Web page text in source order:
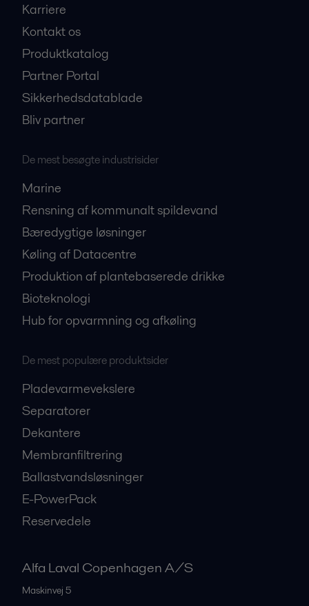
Karriere
Kontakt os
Produktkatalog
Partner Portal
Sikkerhedsdatablade
Bliv partner
De mest besøgte industrisider
Marine
Rensning af kommunalt spildevand
Bæredygtige løsninger
Køling af Datacentre
Produktion af plantebaserede drikke
Bioteknologi
Hub for opvarmning og afkøling
De mest populære produktsider
Pladevarmevekslere
Separatorer
Dekantere
Membranfiltrering
Ballastvandsløsninger
E-PowerPack
Reservedele
Alfa Laval Copenhagen A/S
Maskinvej 5